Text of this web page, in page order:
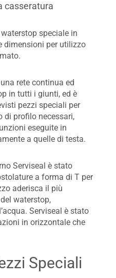
casseratura
speciale in
dimensioni per utilizzo
rete continua ed
in tutti i giunti, ed è
pezzi speciali per
di profilo necessari,
eseguite in
a quelle di testa.
Serviseal è stato
a forma di T per
aderisca il più
waterstop,
Serviseal è stato
in orizzontale che
Speciali